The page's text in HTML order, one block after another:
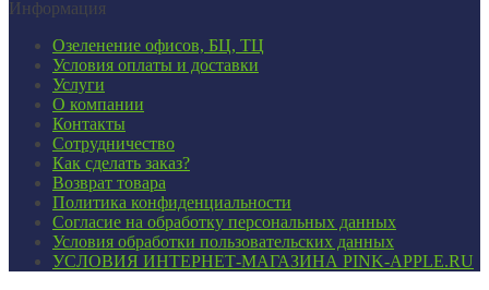
Информация
Озеленение офисов, БЦ, ТЦ
Условия оплаты и доставки
Услуги
О компании
Контакты
Сотрудничество
Как сделать заказ?
Возврат товара
Политика конфиденциальности
Согласие ​на обработку персональных данных
Условия обработки пользовательских данных
УСЛОВИЯ ИНТЕРНЕТ-МАГАЗИНА PINK-APPLE.RU